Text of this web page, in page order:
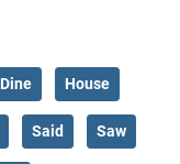
Dine House
Said Saw